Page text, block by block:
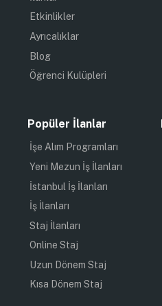
Etkinlikler
Ayrıcalıklar
Blog
Öğrenci Kulüpleri
Popüler İlanlar
İşe Alım Programları
Yeni Mezun İş İlanları
İstanbul İş İlanları
İş İlanları
Staj İlanları
Online Staj
Uzun Dönem Staj
Kısa Dönem Staj